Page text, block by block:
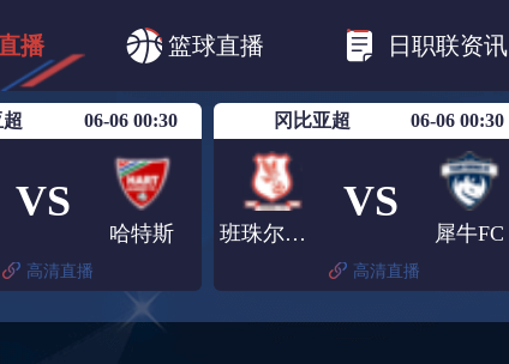
播 篮球直播 日职联资讯
日职联 日职联FC东京
联广岛三箭
超 06-06 00:30
VS
哈特斯
高清直播
冈比亚超 06-06 00:30
班珠尔老鹰
VS
犀牛FC
高清直播